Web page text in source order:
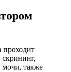
проходит
скрининг,
мочи, также